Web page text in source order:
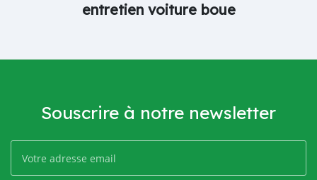
entretien voiture boue
Souscrire à notre newsletter